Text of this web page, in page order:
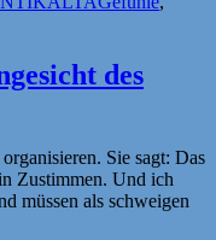
des
Sie sagt: Das
Zustimmen. Und ich
müssen als schweigen